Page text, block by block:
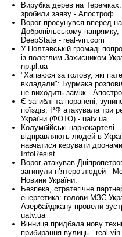
Вирубка дерев на
зробили заяву - Апостроф
Ворог просунувся вперед на
Добропільському напрямку,
DeepState - real-vin.com
У Полтавській громаді
із полеглим Захисником
np.pl.ua
"Хапаюся за голову, які
вкладали": Бурмака
не виходить заміж -
Є загиблі та поранені,
поїздів: РФ атакувала три
України (ФОТО) - uatv.ua
Колумбійські наркокартелі
відправляють людей в
навчатися керувати
InfoResist
Ворог атакував
загинули п’ятеро людей -
Новини України.
Безпека, стратегічне
енергетика: голови МЗС
Азербайджану провели
uatv.ua
Вінниця придбала нову
прибирання вулиць - real-